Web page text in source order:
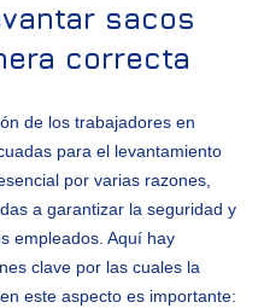
sacos
correcta
de los trabajadores en
para el levantamiento
por varias razones,
a garantizar la seguridad y
empleados. Aquí hay
clave por las cuales la
este aspecto es importante: